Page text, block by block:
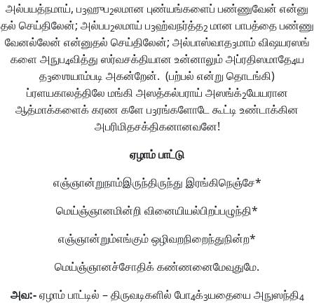
அல்பயத்நமாய், ப3ஹுப2லமான புண்யங்களைப் பண்ணுவேன் என்னு
தல் செய்திலேன்; அல்பப2லமாய் ப3ஹ்வநர்த்த2மான பாபத்தை பண்ணு
வேனல்லேன் என்னுதல் செய்திலேன்; அல்பாஸ்வாத3மாம் விஷயரஸங்
களை அநுப4வித்து ஸர்வசக்தியான உன்னாலும் அப்ரதிஸமாதே4ய
த3ஶையாம்படி அகன்றேன். (பற்பல் என்று தொடங்கி)
ப்ரளயகாலத்திலே மங்கி அஸத்கல்பராய் அஸங்க்2யேயரான
ஆத்மாக்களைக் கரண களே ப3ரங்களோடே கூட்டி உண்டாக்கின
அபரிமிதசக்திகனானவனே!
ஏழாம்பாட்டு
எஞ்ஞான்றுநாம்இருந்திருந்து இரங்கிநெஞ்சே*
மெய்ஞ்ஞானமின்றி வினையியல்பிறப்பழுந்தி*
எஞ்ஞான்றும்எங்கும் ஒழிவறநிறைந்துநின்ற*
மெய்ஞ்ஞானச்சோதிக் கண்ணனைமேவுதுமே.
அவ:-ஏழாம் பாட்டில் – திருவடிகளில் போ4க்3யதையை அநுஸந்தி4